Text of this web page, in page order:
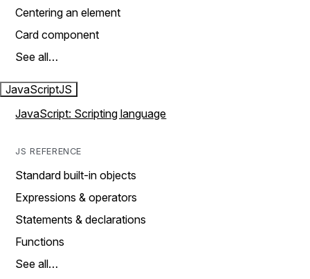
Centering an element
Card component
See all…
JavaScriptJS
JavaScript: Scripting language
JS REFERENCE
Standard built-in objects
Expressions & operators
Statements & declarations
Functions
See all…